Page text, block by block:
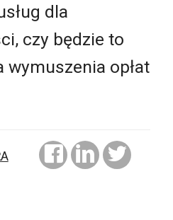
dla
czy będzie to
wymuszenia opłat